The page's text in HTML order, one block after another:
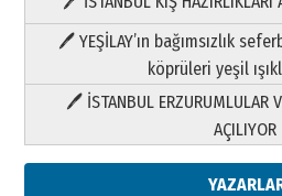
🖊 YEŞİLAY’ın bağımsızlık
köprüleri yeşil
🖊 İSTANBUL ERZURUMLULAR
AÇILIYOR
Yıldırım Gündoğdu
HAVVA’NIN ÜÇ KIZI
09 Temmuz 2026 Perşembe
Yusuf POLAT
Şampiyonluk
11 Mayıs 2026 Pazartesi